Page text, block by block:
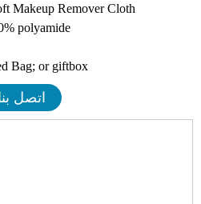
Makeup Remover Cloth
polyamide
Bag; or giftbox
اتصل